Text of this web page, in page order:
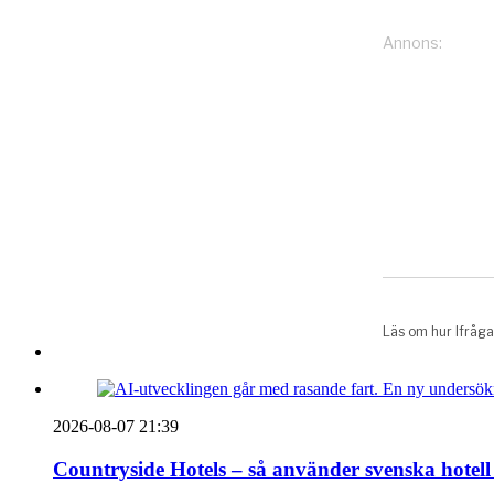
2026-08-07 21:39
Countryside Hotels – så använder svenska